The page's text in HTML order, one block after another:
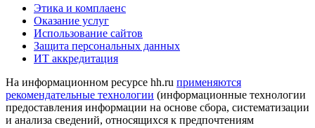
Этика и комплаенс
Оказание услуг
Использование сайтов
Защита персональных данных
ИТ аккредитация
На информационном ресурсе hh.ru применяются
рекомендательные технологии (информационные технологии
предоставления информации на основе сбора, систематизации
и анализа сведений, относящихся к предпочтениям